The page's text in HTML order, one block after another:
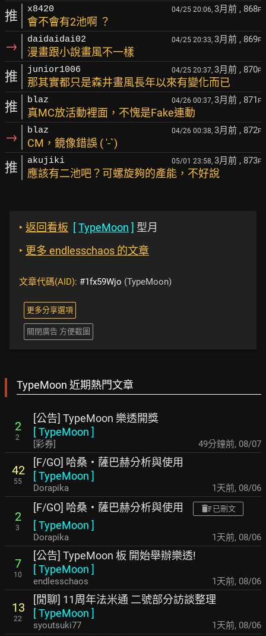
推 x8420 04/25 20:06, 3月前 , 868F
會不會有2池啊 ？
→ daidaidai02 04/25 20:33, 3月前 , 869F
漫畫跟小說畫風不一樣
推 junior1006 04/25 20:37, 3月前 , 870F
那其實都只是森井畫風長年以來有變化而已
推 blaz 04/26 00:37, 3月前 , 871 F
真MC放活動裡面，不愧是Fake連動
→ blaz 04/26 00:38, 3月前 , 872F
CM，鏡像錯誤 ( ′-`)
推 akujiki 05/01 23:58, 3月前 , 873F
應該有二池吧？可螺旋夠的產能，不好說
‣ 返回看板 [TypeMoon ] 型月
‣ 更多 endlesschaos 的文章
文章代碼(AID): #1fx59Wjo (TypeMoon)
更多分享選項
關閉廣告 方便截圖
TypeMoon 近期熱門文章
2
2
[公告] TypeMoon 樂透開獎
[TypeMoon ]
[彩券] 49分鐘前, 08/07
42
55
[F/GO] 哈桑・薩巴赫分析與使用
[TypeMoon ]
Dorapika 1天前, 08/06
2
3
[F/GO] 哈桑・薩巴赫分析與使用 已刪文
[TypeMoon ]
Dorapika 1天前, 08/06
7
10
[公告] TypeMoon 板 開始舉辦樂透!
[TypeMoon ]
endlesschaos 1天前, 08/06
13
22
[閒聊] 11周年法米通 二號部分訪談整理
[TypeMoon ]
syoutsuki77 1天前, 08/06